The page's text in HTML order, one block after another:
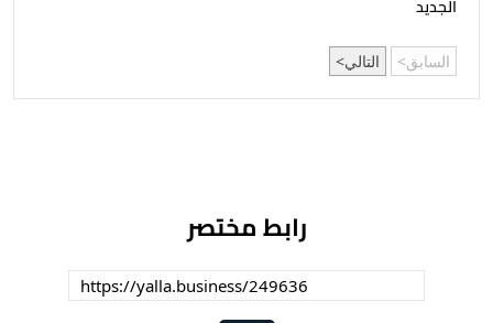
الجديد
السابق التالي
رابط مختصر